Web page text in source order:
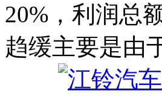
20%，利润总
趋缓主要是由